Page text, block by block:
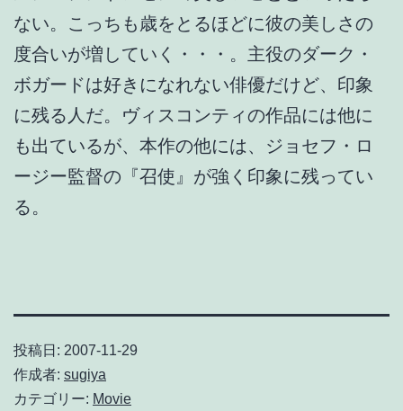
ない。こっちも歳をとるほどに彼の美しさの
度合いが増していく・・・。主役のダーク・
ボガードは好きになれない俳優だけど、印象
に残る人だ。ヴィスコンティの作品には他に
も出ているが、本作の他には、ジョセフ・ロ
ージー監督の『召使』が強く印象に残ってい
る。
投稿日: 2007-11-29
作成者: sugiya
カテゴリー: Movie